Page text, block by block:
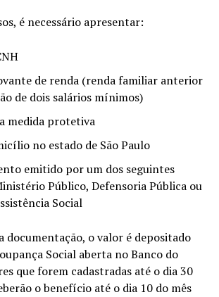
é necessário apresentar:
de renda (renda familiar anterior
de dois salários mínimos)
medida protetiva
no estado de São Paulo
emitido por um dos seguintes
Público, Defensoria Pública ou
Social
documentação, o valor é depositado
Social aberta no Banco do
que forem cadastradas até o dia 30
o benefício até o dia 10 do mês